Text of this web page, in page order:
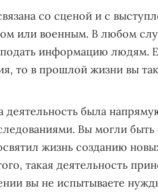
со сценой и с
или военным. В любом
информацию людям.
то в прошлой жизни вы
была
Вы могли
жизнь созданию
такая деятельность
вы не испытываете